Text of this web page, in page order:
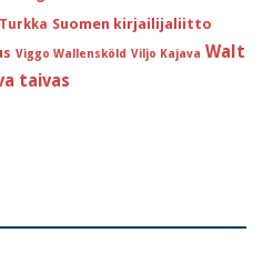
Suomen kirjailijaliitto
Viggo Wallensköld Viljo Kajava Walt
taivas